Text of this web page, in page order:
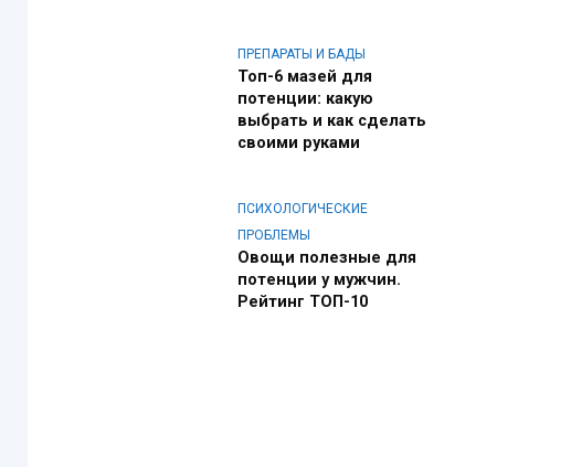
ПРЕПАРАТЫ И БАДЫ
Топ-6 мазей для
потенции: какую
выбрать и как сделать
своими руками
ПСИХОЛОГИЧЕСКИЕ
ПРОБЛЕМЫ
Овощи полезные для
потенции у мужчин.
Рейтинг ТОП-10